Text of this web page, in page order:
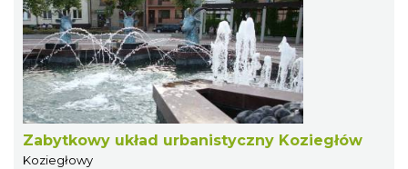
Zabytkowy układ urbanistyczny Koziegłów
Koziegłowy